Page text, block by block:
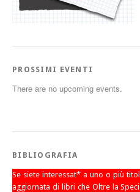
PROSSIMI EVENTI
There are no upcoming events.
BIBLIOGRAFIA
Se siete interessat* a uno o più
aggiornata di libri che Oltre la